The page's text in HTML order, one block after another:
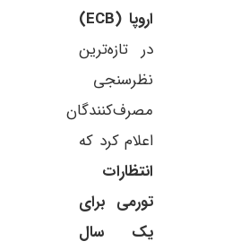
اروپا (ECB)
در تازه‌ترین
نظرسنجی
مصرف‌کنندگان
اعلام کرد که
انتظارات
تورمی برای
یک سال